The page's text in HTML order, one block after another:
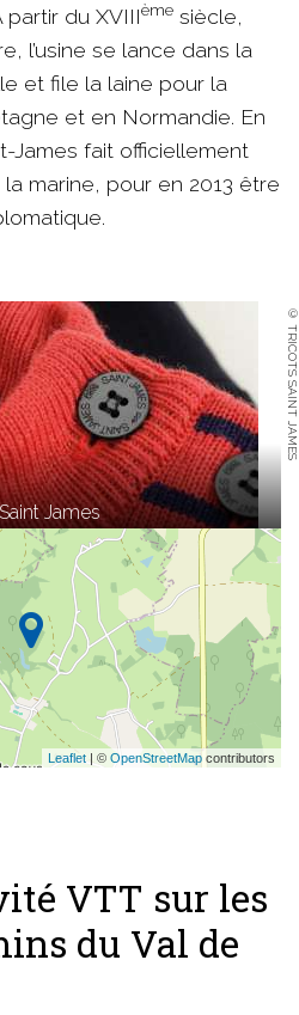
du XVIIIème siècle,
l’usine se lance dans la
et file la laine pour la
et en Normandie. En
James fait officiellement
marine, pour en 2013 être
© TRICOTS SAINT JAMES
James
Leaflet | © OpenStreetMap contributors
VTT sur les
du Val de